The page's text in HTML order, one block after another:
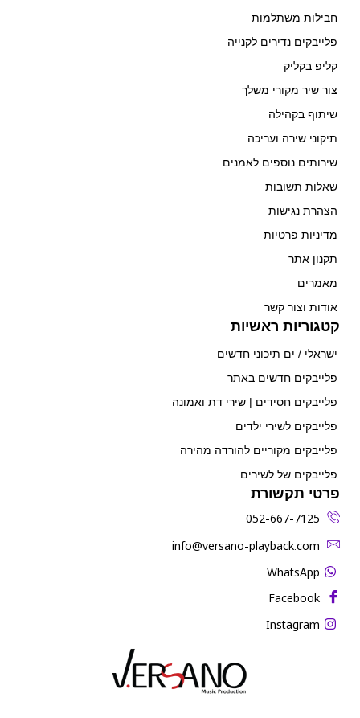
חבילות משתלמות
פלייבקים נדירים לקנייה
קליפ בקליק
צור שיר מקורי משלך
שיתוף בקהילה
תיקוני שירה ועריכה
שירותים נוספים לאמנים
שאלות תשובות
הצהרת נגישות
מדיניות פרטיות
תקנון אתר
מאמרים
אודות וצור קשר
קטגוריות ראשיות
ישראלי / ים תיכוני חדשים
פלייבקים חדשים באתר
פלייבקים חסידים | שירי דת ואמונה
פלייבקים לשירי ילדים
פלייבקים מקוריים להורדה מהירה
פלייבקים של לשירים
פרטי תקשורת
052-667-7125
‫info@versano-playback.com‬
WhatsApp
Facebook
Instagram